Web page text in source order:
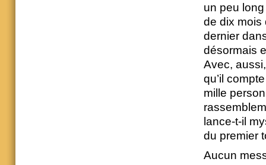
un peu
de dix mois
dernier
désormais
Avec,
qu’il
mille
lance-t-il
du premier
Aucun